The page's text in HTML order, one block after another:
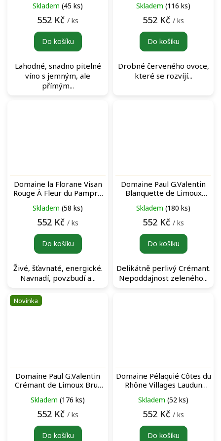
Skladem (45 ks)
552 Kč / ks
Do košíku
Lahodné, snadno pitelné
víno s jemným, ale
přímým...
červené víno
Skladem (116 ks)
552 Kč / ks
Do košíku
Drobné červeného ovoce,
které se rozvíjí...
Domaine la Florane Visan
Rouge À Fleur du Pampre
víno
Skladem (58 ks)
552 Kč / ks
Do košíku
Živé, šťavnaté, energické.
Navnadí, povzbudí a...
Domaine Paul G.Valentin
Blanquette de Limoux
Skladem (180 ks)
552 Kč / ks
Do košíku
Delikátně perlivý Crémant.
Nepoddajnost zeleného...
Novinka
Domaine Paul G.Valentin
Crémant de Limoux Brut
Skladem (176 ks)
552 Kč / ks
Do košíku
Domaine Pélaquié Côtes du
Rhône Villages Laudun
Skladem (52 ks)
552 Kč / ks
Do košíku